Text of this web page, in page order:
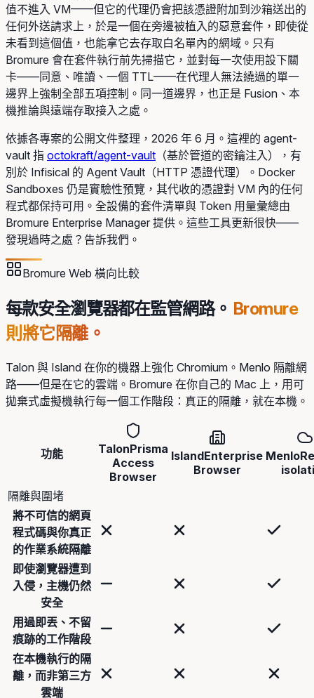
值不進入 VM——但它的代理仍會把該憑證附加到沙箱送出的
任何外送請求上，於是一個在旁邊被植入的惡意套件，即使從
未看到這個值，也能拿它去存取白名單內的網域。只有
Bromure 會在套件執行前先掃描它，並對每一次使用設下關
卡——同意、唯讀、一個 TTL——在代理人無法繞過的單一
邊界上強制全部五項控制。同一道邊界，也正是 Fusion、本
機推論與遠端存取接入之處。
依據各專案的公開文件整理，2026 年 6 月。這裡的 agent-
vault 指 octokraft/agent-vault （基於管道的密鑰注入），有
別於 Infisical 的 Agent Vault（HTTP 憑證代理）。Docker
Sandboxes 仍是實驗性預覽，其代收的憑證對 VM 內的任何
程式都保持可用。全設備的套件清單與 Token 用量彙總由
Bromure Enterprise Manager 提供。這些工具更新很快——
發現過時之處？告訴我們。
Bromure Web 橫向比較
每款安全瀏覽器都在監管網路。 Bromure
則將它隔離。
Talon 與 Island 在你的機器上強化 Chromium。Menlo 隔離網
路——但是在它的雲端。Bromure 在你自己的 Mac 上，用可
拋棄式虛擬機執行每一個工作階段：真正的隔離，就在本機。
功能 TalonPrisma
Access
Browser
IslandEnterprise
Browser
Menlo
隔離與圍堵
將不可信的網頁
程式碼與你真正
的作業系統隔離
即使瀏覽器遭到
入侵，主機仍然
安全
用過即丟、不留
痕跡的工作階段
在本機執行的隔
離，而非第三方
雲端